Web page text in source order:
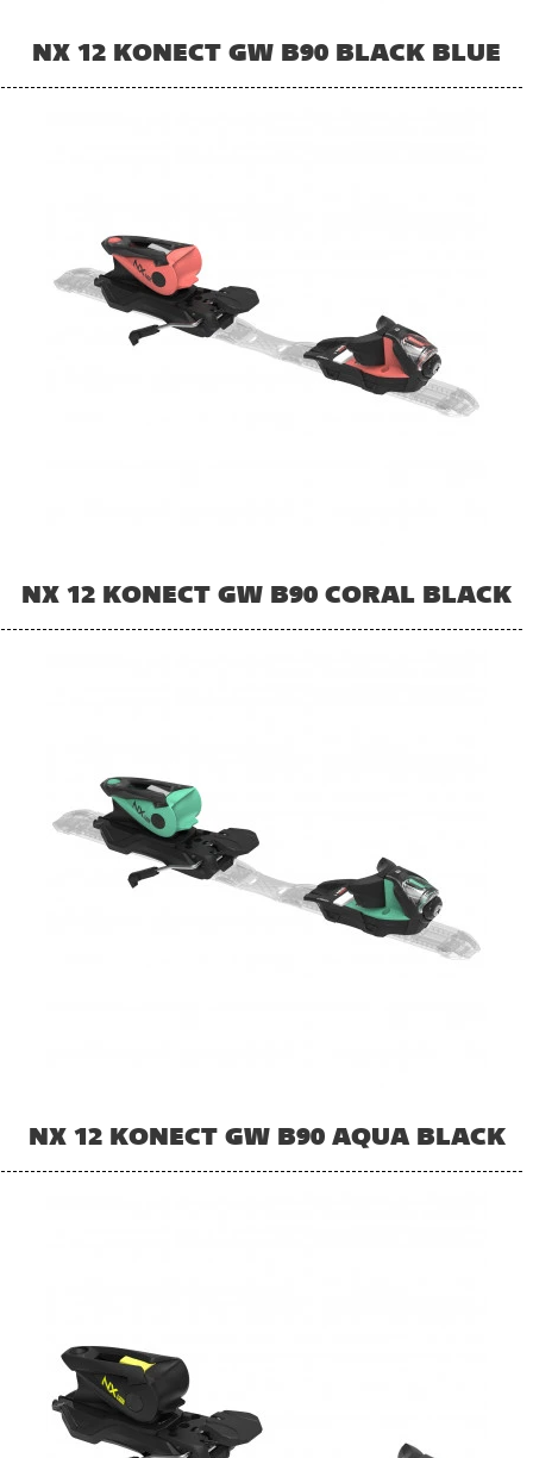
NX 12 KONECT GW B90 BLACK BLUE
NX 12 KONECT GW B90 CORAL BLACK
NX 12 KONECT GW B90 AQUA BLACK